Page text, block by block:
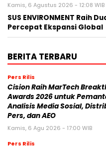
Kamis, 6 Agustus 2026 - 12:08 WIB
SUS ENVIRONMENT Raih
Percepat Ekspansi Global
BERITA TERBARU
Pers Rilis
Cision Raih MarTech
Awards 2026 untuk
Analisis Media Sosial,
Pers, dan AEO
Kamis, 6 Agu 2026 - 17:00 WIB
Pers Rilis